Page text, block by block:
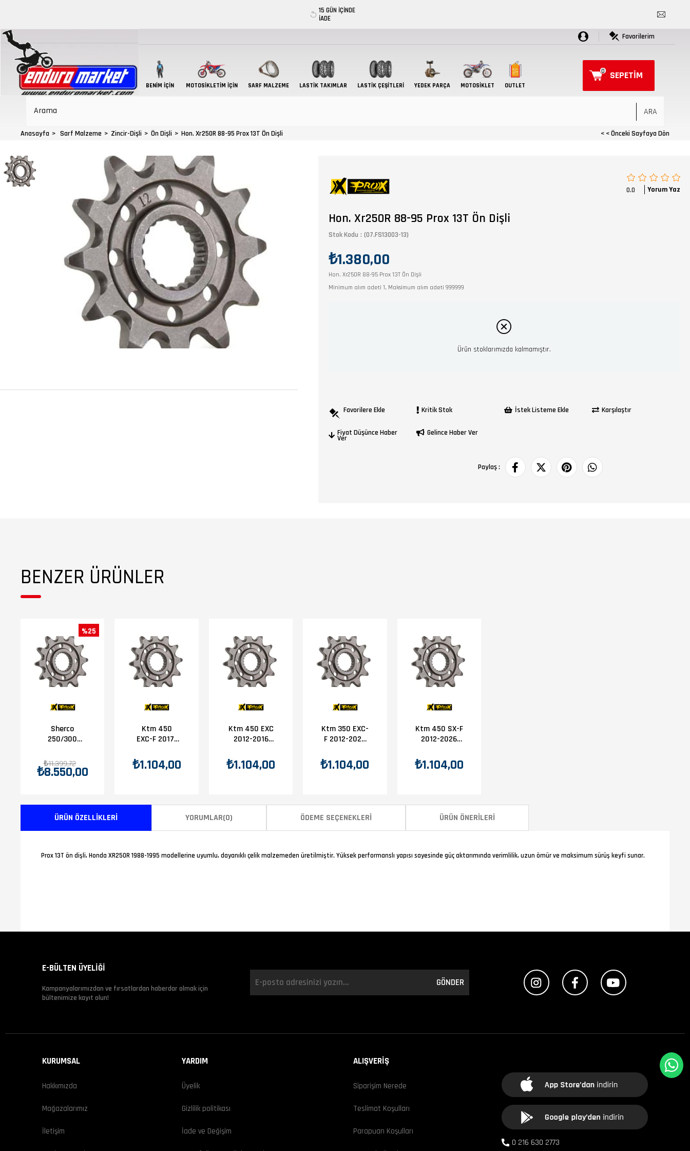
15 GÜN İÇİNDE
İADE
Favorilerim
BENIM İÇIN MOTOSIKLETIM İÇIN SARF MALZEME LASTIK TAKIMLAR LASTİK ÇEŞİTLERİ YEDEK PARÇA MOTOSIKLET OUTLET
SEPETIM
0
Anasayfa Sarf Malzeme Zincir-Dişli Ön Dişli Hon. Xr250R 88-95 Prox 13T Ön Dişli < < Önceki Sayfaya Dön
Hon. Xr250R 88-95 Prox 13T Ön Dişli
Stok Kodu (07.FS13003-13)
₺1.380,00
Hon. Xr250R 88-95 Prox 13T Ön Dişli
Minimum alım adeti 1, Maksimum alım adeti 999999
Ürün stoklarımızda kalmamıştır.
Favorilere Ekle Kritik Stok İstek Listeme Ekle Karşılaştır
Fiyat Düşünce Haber
Ver
Gelince Haber Ver
Paylaş :
0.0 Yorum Yaz
BENZER ÜRÜNLER
Sherco
250/300
Set
₺8.550,00
₺11.399,72
%25
Ktm 450
EXC-F 2017-
Dişli 13T
₺1.104,00
Ktm 450 EXC
2012-2016
13T
₺1.104,00
Ktm 350 EXC-
F 2012-2025
13T
₺1.104,00
Ktm 450 SX-F
2012-2026
13T
₺1.104,00
ÜRÜN ÖZELLIKLERI YORUMLAR(0) ÖDEME SEÇENEKLERI ÜRÜN ÖNERILERI
Prox 13T ön dişli, Honda XR250R 1988-1995 modellerine uyumlu, dayanıklı çelik malzemeden üretilmiştir. Yüksek performanslı yapısı sayesinde güç aktarımında verimlilik, uzun ömür ve maksimum sürüş keyfi sunar.
E-BÜLTEN ÜYELİĞİ
Kampanyalarımızdan ve fırsatlardan haberdar olmak için
bültenimize kayıt olun!
GÖNDER
KURUMSAL
Hakkımızda
Mağazalarımız
İletişim
YARDIM
Üyelik
Gizlilik politikası
İade ve Değişim
ALIŞVERİŞ
Siparişim Nerede
Teslimat Koşulları
Parapuan Koşulları
0 216 630 2773